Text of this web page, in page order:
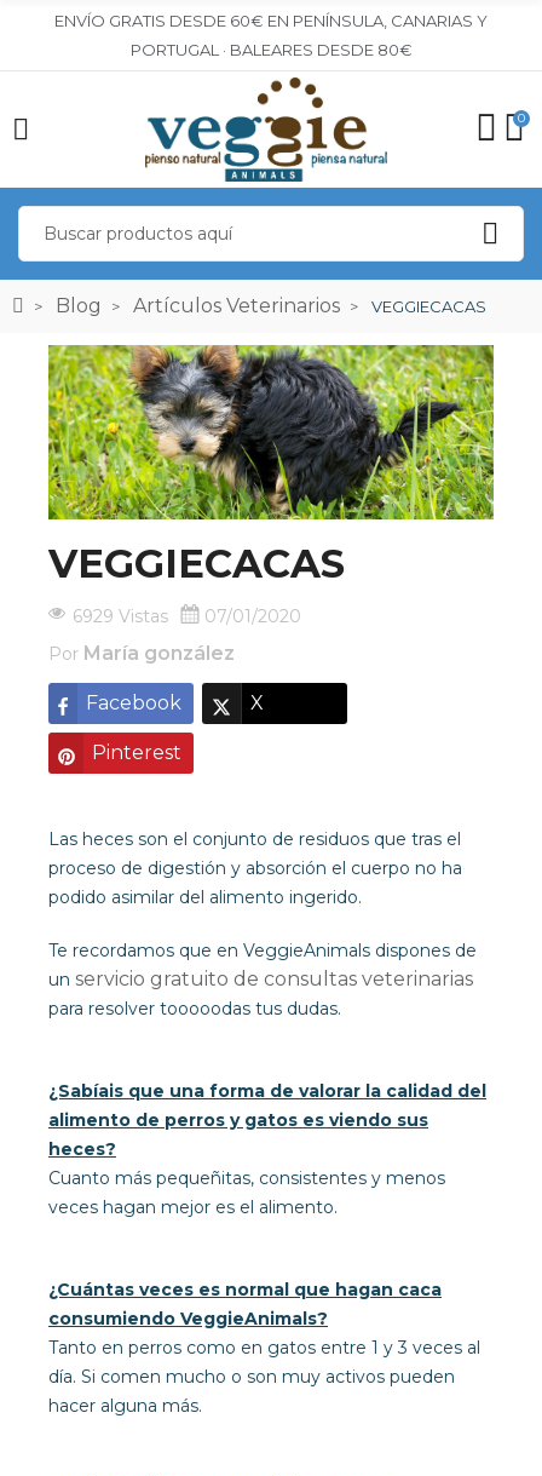
ENVÍO GRATIS DESDE 60€ EN PENÍNSULA, CANARIAS Y
PORTUGAL · BALEARES DESDE 80€
0
Blog Artículos Veterinarios VEGGIECACAS
VEGGIECACAS
6929 Vistas
07/01/2020
Por María gonzález
Facebook X
Pinterest
Las heces son el conjunto de residuos que tras el
proceso de digestión y absorción el cuerpo no ha
podido asimilar del alimento ingerido.
Te recordamos que en VeggieAnimals dispones de
un servicio gratuito de consultas veterinarias
para resolver tooooodas tus dudas.
¿Sabíais que una forma de valorar la calidad del
alimento de perros y gatos es viendo sus
heces?
Cuanto más pequeñitas, consistentes y menos
veces hagan mejor es el alimento.
¿Cuántas veces es normal que hagan caca
consumiendo VeggieAnimals?
Tanto en perros como en gatos entre 1 y 3 veces al
día. Si comen mucho o son muy activos pueden
hacer alguna más.